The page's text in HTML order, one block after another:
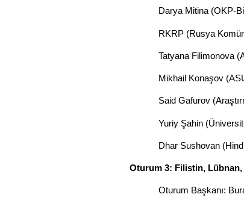
Darya Mitina (OKP-
RKRP (Rusya
Tatyana Filimonova
Mikhail Konaşov
Said Gafurov
Yuriy Şahin
Dhar Sushovan
Oturum 3: Filistin, Lübnan,
Oturum Başkanı: